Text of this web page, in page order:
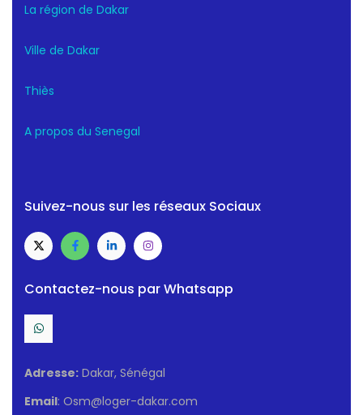
La région de Dakar
Ville de Dakar
Thiès
A propos du Senegal
Suivez-nous sur les réseaux Sociaux
Contactez-nous par Whatsapp
Adresse: Dakar, Sénégal
Email: Osm@loger-dakar.com